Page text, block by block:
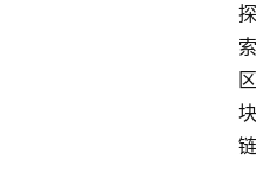
探
索
区
块
链